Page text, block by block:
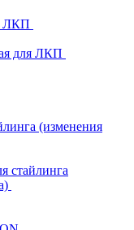
ЛКП
для ЛКП
(изменения
стайлинга